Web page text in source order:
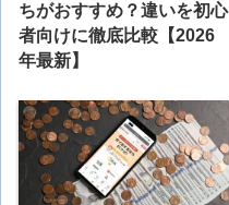
ちがおすすめ？違いを初心
者向けに徹底比較【2026
年最新】